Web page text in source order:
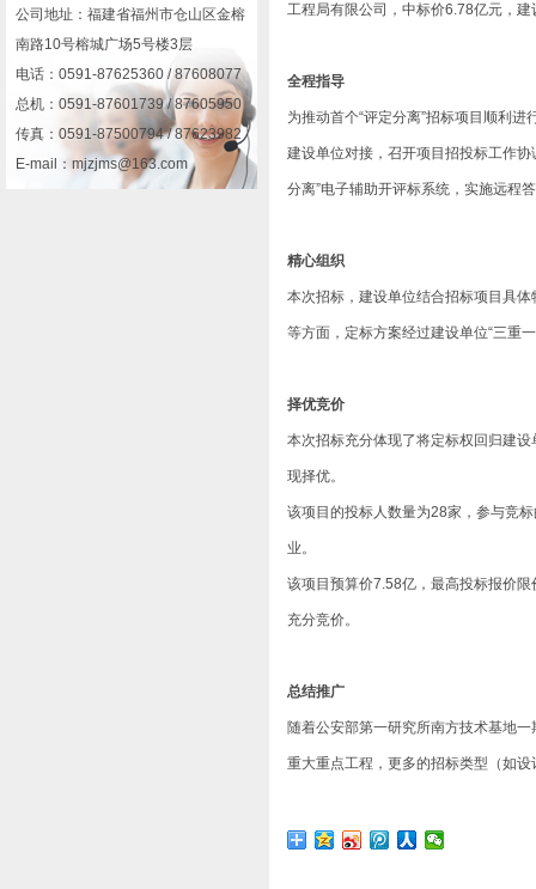
公司地址：福建省福州市仓山区金榕
南路10号榕城广场5号楼3层
电话：0591-87625360 / 87608077
总机：0591-87601739 / 87605950
传真：0591-87500794 / 87623982
E-mail：mjzjms@163.com
工程局有限公司，中标价6.78亿元，
全程指导
为推动首个“评定分离”招标项目顺利
建设单位对接，召开项目招投标工作
分离”电子辅助开评标系统，实施远程
精心组织
本次招标，建设单位结合招标项目具
等方面，定标方案经过建设单位“三重
择优竞价
本次招标充分体现了将定标权回归建
现择优。
该项目的投标人数量为28家，参与竞
业。
该项目预算价7.58亿，最高投标报价
充分竞价。
总结推广
随着公安部第一研究所南方技术基地
重大重点工程，更多的招标类型（如